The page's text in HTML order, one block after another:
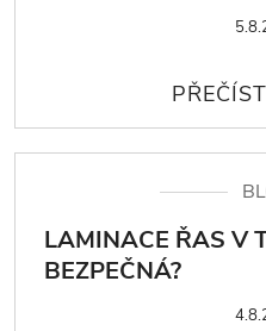
LAMINACE ŘAS V
BEZPEČNÁ?